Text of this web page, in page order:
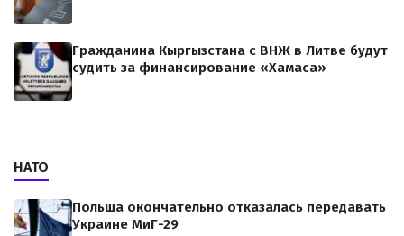
Гражданина Кыргызстана с ВНЖ в Литве будут
судить за финансирование «Хамаса»
НАТО
Польша окончательно отказалась передавать
Украине МиГ-29